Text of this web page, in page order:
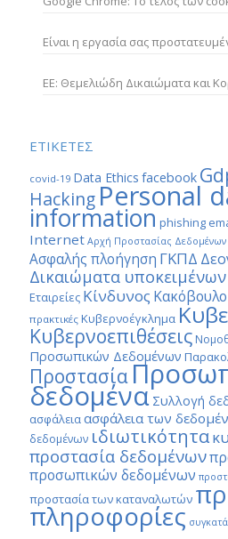
Είναι η εργασία σας
ΕΕ: Θεμελιώδη Δικαιώματα και
ΕΤΙΚΕΤΕΣ
covid-19 Data Ethics facebook
Hacking Personal
information phishing
Internet Αρχή Προστασίας
Ασφαλής πλοήγηση ΓΚΠΔ
Δικαιώματα υποκειμένων
Εταιρείες Κίνδυνος
πρακτικές Κυβερνοέγκλημα
Κυβερνοεπιθέσεις
Προσωπικών Δεδομένων
Προστασία
δεδομένα Συλλογή
ασφάλειαασφάλεια των
δεδομένων ιδιωτικότητα
προστασία δεδομένων
προσωπικών δεδομένων
προστασία των καταναλωτών
πληροφορίες